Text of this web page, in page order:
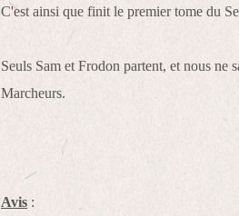
C'est ainsi que finit le premier tome du
Seuls Sam et Frodon partent, et nous ne
Marcheurs.
Avis :